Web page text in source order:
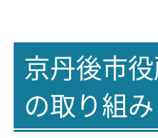
京丹後市
の取り組み